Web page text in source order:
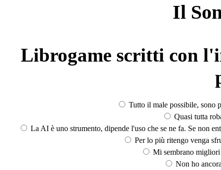
Il
Librogame scritti con
Tutto il male possibile, sono
Quasi tutta
La AI è uno strumento, dipende l'uso che se ne fa. Se non
Per lo più ritengo venga
Mi sembrano
Non ho